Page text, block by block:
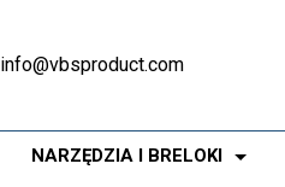
info@vbsproduct.com
NARZĘDZIA I BRELOKI